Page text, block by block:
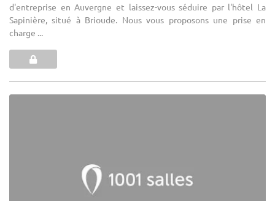
d'entreprise en Auvergne et laissez-vous séduire par l'hôtel La
Sapinière, situé à Brioude. Nous vous proposons une prise en
charge ...